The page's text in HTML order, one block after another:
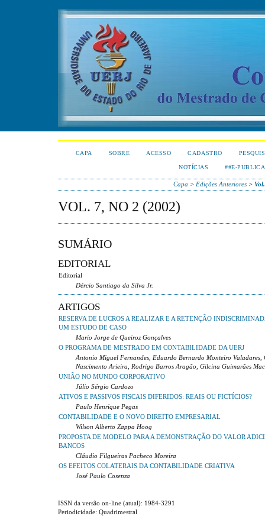
CAPA SOBRE ACESSO CADASTRO
NOTÍCIAS ##E-
Capa > Edições Anteriores>
VOL. 7, NO 2 (2002)
SUMÁRIO
EDITORIAL
Editorial
Dércio Santiago da Silva Jr.
ARTIGOS
RESERVA DE LUCROS A REALIZAR E A RETENÇÃO
UM ESTUDO DE CASO
Mario Jorge de Queiroz Gonçalves
O PROGRAMA DE MESTRADO EM CONTABILIDADE DA UERJ
Antonio Miguel Fernandes, Eduardo Bernardo Monteiro Valadares,
Nascimento Arieira, Rodrigo Barros Aragão, Gilcina Guimarães
UNIÃO NO MUNDO CORPORATIVO
Júlio Sérgio Cardozo
ATIVOS E PASSIVOS FISCAIS DIFERIDOS: REAIS OU FICTÍCIOS?
Paulo Henrique Pegas
CONTABILIDADE E O NOVO DIREITO EMPRESARIAL
Wilson Alberto Zappa Hoog
PROPOSTA DE MODELO PARA A DEMONSTRAÇÃO DO VALOR
BANCOS
Cláudio Filgueiras Pacheco Moreira
OS EFEITOS COLATERAIS DA CONTABILIDADE CRIATIVA
José Paulo Cosenza
ISSN da versão on-line (atual): 1984-3291
Periodicidade: Quadrimestral